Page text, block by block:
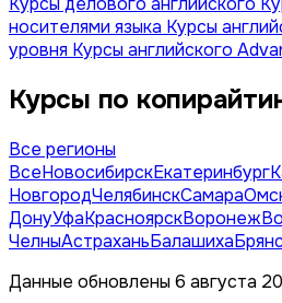
носителями языка Курсы
уровня Курсы английского
Курсы по
Все регионы
ВсеНовосибирскЕкатеринбург
НовгородЧелябинскСамара
ДонуУфаКрасноярскВоронеж
ЧелныАстраханьБалашиха
Данные обновлены 6 августа